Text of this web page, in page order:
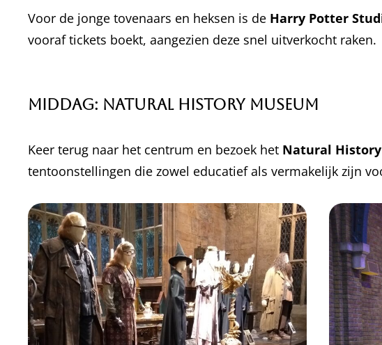
Voor de jonge tovenaars en heksen is de Harry Potter
vooraf tickets boekt, aangezien deze snel uitverkocht raken.
Middag: Natural History Museum
Keer terug naar het centrum en bezoek het Natural
tentoonstellingen die zowel educatief als vermakelijk zijn